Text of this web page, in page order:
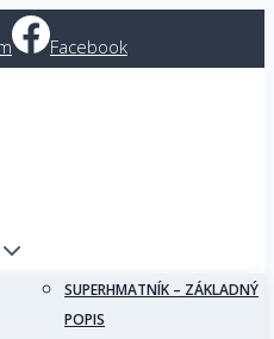
Facebook
SUPERHMATNÍK – ZÁKLADNÝ
POPIS